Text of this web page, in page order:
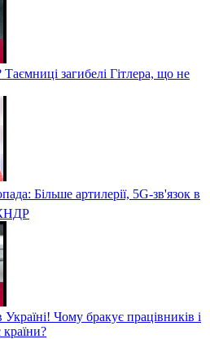
загибелі Гітлера, що не
Більше артилерії, 5G-зв'язок в
КНДР
Чому бракує працівників і